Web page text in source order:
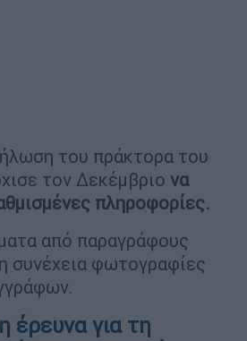
του πράκτορα του
τον Δεκέμβριο να
πληροφορίες.
από παραγράφους
συνέχεια φωτογραφίες
έρευνα για τη